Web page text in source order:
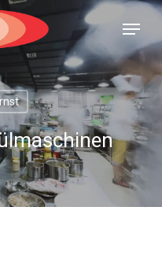
Menü